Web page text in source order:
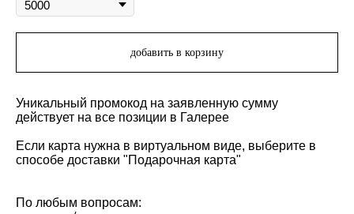
добавить в корзину
Уникальный промокод на заявленную сумму
действует на все позиции в Галерее
Если карта нужна в виртуальном виде, выберите в
способе доставки "Подарочная карта"
По любым вопросам: